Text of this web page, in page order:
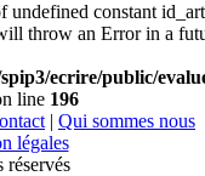
undefined constant
throw an Error in a
ecrire/public/
line 196
| Qui sommes nous
légales